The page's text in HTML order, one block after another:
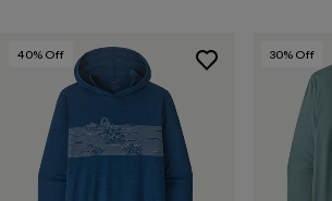
40% Off 30% Off